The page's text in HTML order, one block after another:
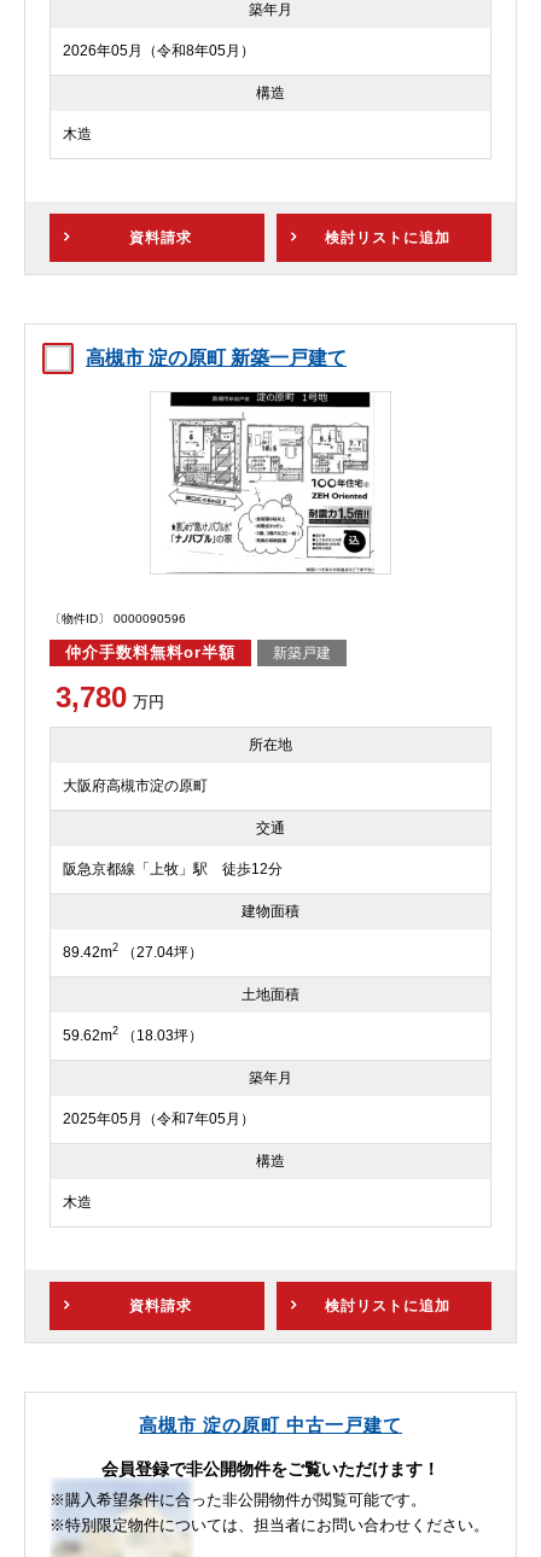
築年月
2026年05月（令和8年05月）
構造
木造
資料請求 検討リスト に追加
高槻市 淀の原町 新築一戸建て
〔物件ID〕 0000090596
仲介手数料無料or半額 新築戸建
3,780 万円
所在地
大阪府高槻市淀の原町
交通
阪急京都線「上牧」駅 徒歩12分
建物面積
89.42m2 （27.04坪）
土地面積
59.62m2 （18.03坪）
築年月
2025年05月（令和7年05月）
構造
木造
資料請求 検討リスト に追加
高槻市 淀の原町 中古一戸建て
会員登録で非公開物件をご覧いただけます！
※購入希望条件に合った非公開物件が閲覧可能です。
※特別限定物件については、担当者にお問い合わせください。